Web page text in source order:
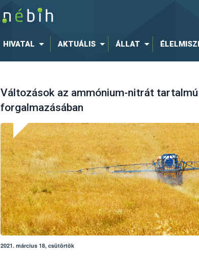
HIVATAL AKTUÁLIS ÁLLAT
Változások az ammónium-nitrát
forgalmazásában
2021. március 18, csütörtök